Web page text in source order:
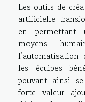
Les outils de
artificielle
en permettant
moyens
l’automatisation
les équipes
pouvant ainsi
forte valeur